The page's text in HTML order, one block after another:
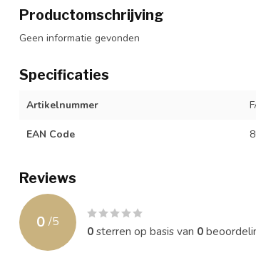
Productomschrijving
Geen informatie gevonden
Specificaties
Artikelnummer
EAN Code
Reviews
0 /5
0sterren op basis van 0